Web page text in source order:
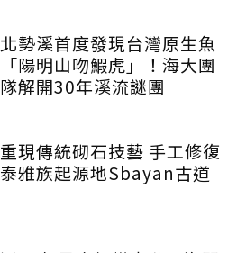
北勢溪首度發現台灣原生魚
「陽明山吻鰕虎」！海大團
隊解開30年溪流謎團
重現傳統砌石技藝 手工修復
泰雅族起源地Sbayan古道